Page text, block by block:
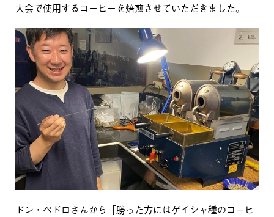
大会で使用するコーヒーを焙煎させていただきました。
ドン・ペドロさんから「勝った方にはゲイシャ種のコーヒ